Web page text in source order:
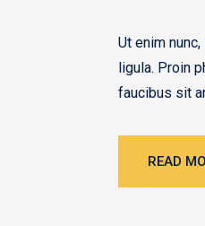
Ut enim
ligula. Proin
faucibus sit
READ